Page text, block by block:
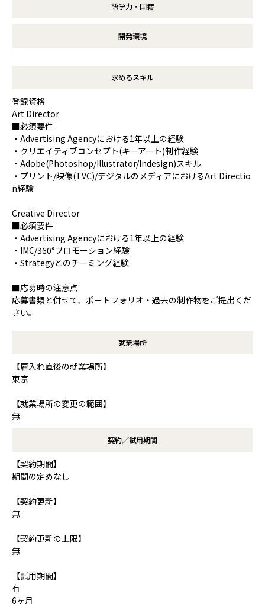
語学力・国籍
開発環境
求めるスキル
登録資格
Art Director
■必須要件
・Advertising Agencyにおける1年以上の経験
・クリエイティブコンセプト(キーアート)制作経験
・Adobe(Photoshop/Illustrator/Indesign)スキル
・プリント/映像(TVC)/デジタルのメディアにおけるArt Directio
n経験
Creative Director
■必須要件
・Advertising Agencyにおける1年以上の経験
・IMC/360°プロモーション経験
・Strategyとのチーミング経験
■応募時の注意点
応募書類と併せて、ポートフォリオ・過去の制作物をご提出くだ
さい。
就業場所
【雇入れ直後の就業場所】
東京
【就業場所の変更の範囲】
無
契約／試用期間
【契約期間】
期間の定めなし
【契約更新】
無
【契約更新の上限】
無
【試用期間】
有
6ヶ月